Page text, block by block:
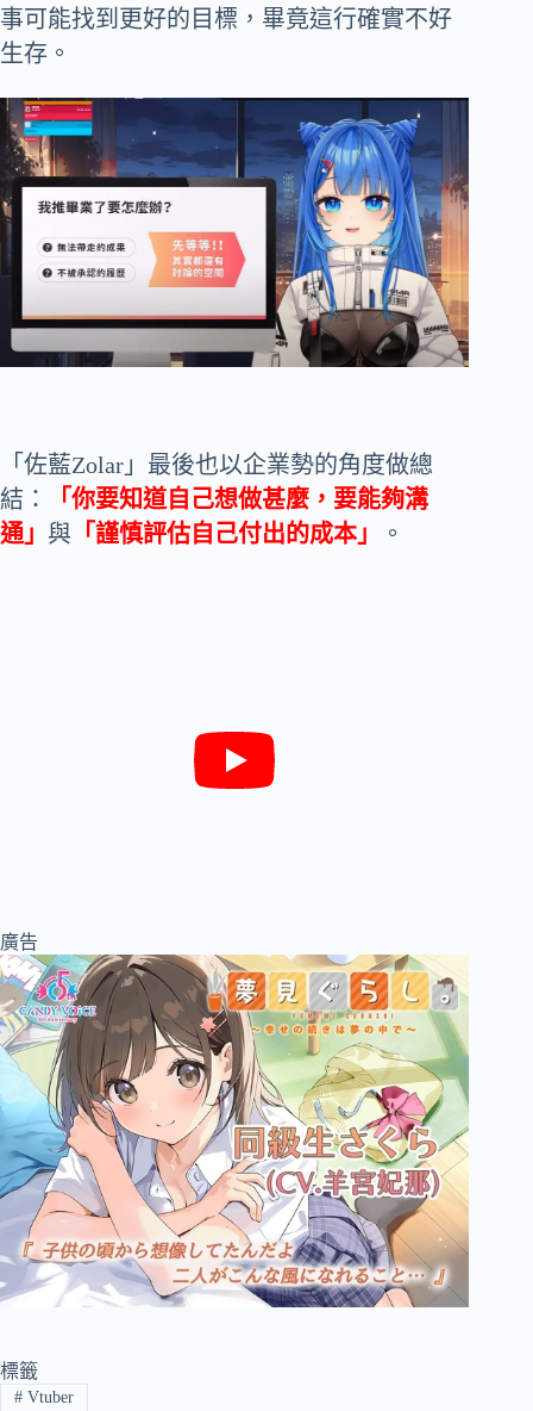
事可能找到更好的目標，畢竟這行確實不好
生存。
「佐藍Zolar」最後也以企業勢的角度做總
結：
「你要知道自己想做甚麼，要能夠溝
通」 與 「謹慎評估自己付出的成本」 。
廣告
標籤
#Vtuber